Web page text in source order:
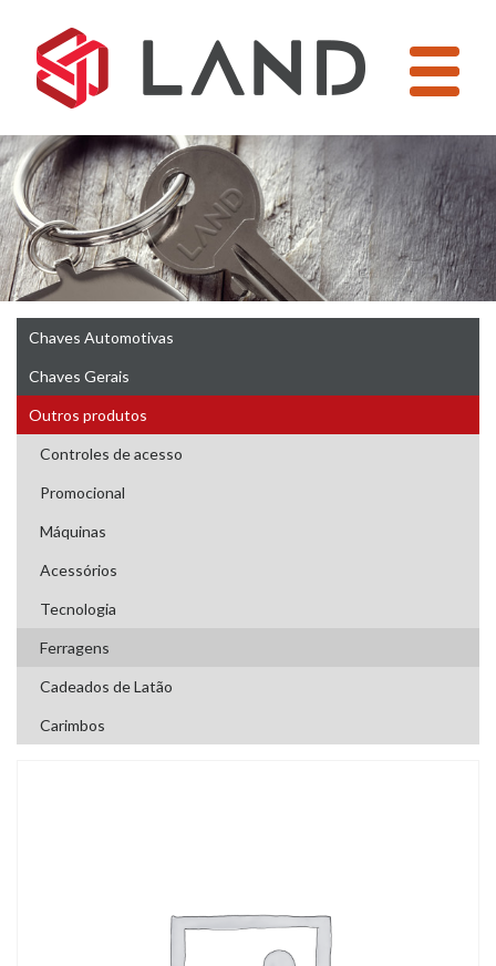
conteúdo
Chaves Automotivas
Chaves Gerais
Outros produtos
Controles de acesso
Promocional
Máquinas
Acessórios
Tecnologia
Ferragens
Cadeados de Latão
Carimbos